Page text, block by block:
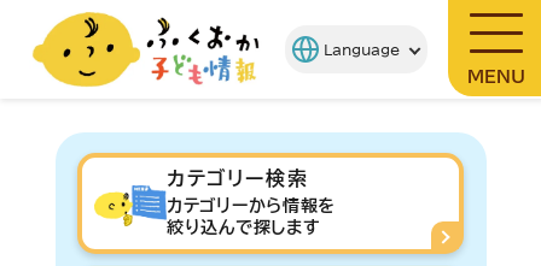
MENU
カテゴリー検索
カテゴリーから情報を
絞り込んで探します